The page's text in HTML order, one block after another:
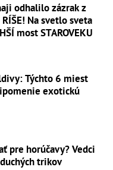
odhalilo zázrak z
RÍŠE! Na svetlo sveta
most STAROVEKU
Týchto 6 miest
exotickú
pre horúčavy? Vedci
trikov